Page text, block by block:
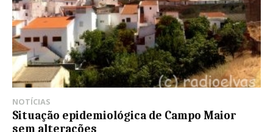
NOTÍCIAS
Situação epidemiológica de Campo Maior
sem alterações